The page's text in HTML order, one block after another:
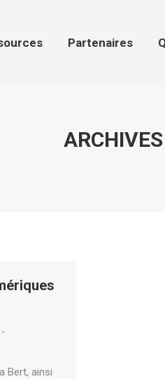
Partenaires
Bert, ainsi